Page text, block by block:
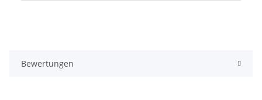
Bewertungen